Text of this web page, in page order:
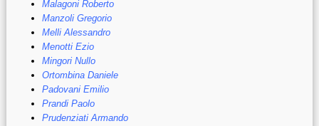
Malagoni Roberto
Manzoli Gregorio
Melli Alessandro
Menotti Ezio
Mingori Nullo
Ortombina Daniele
Padovani Emilio
Prandi Paolo
Prudenziati Armando